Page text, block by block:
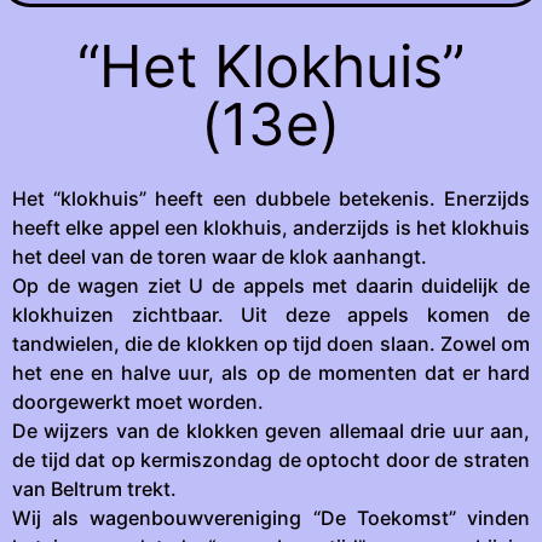
“Het Klokhuis”
(13e)
Het “klokhuis” heeft een dubbele betekenis. Enerzijds
heeft elke appel een klokhuis, anderzijds is het klokhuis
het deel van de toren waar de klok aanhangt.
Op de wagen ziet U de appels met daarin duidelijk de
klokhuizen zichtbaar. Uit deze appels komen de
tandwielen, die de klokken op tijd doen slaan. Zowel om
het ene en halve uur, als op de momenten dat er hard
doorgewerkt moet worden.
De wijzers van de klokken geven allemaal drie uur aan,
de tijd dat op kermiszondag de optocht door de straten
van Beltrum trekt.
Wij als wagenbouwvereniging “De Toekomst” vinden